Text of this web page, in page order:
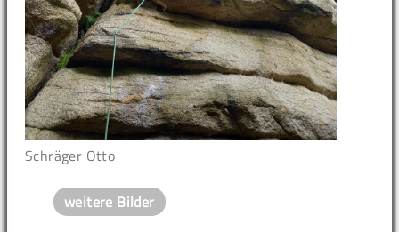
Schräger Otto
weitere Bilder